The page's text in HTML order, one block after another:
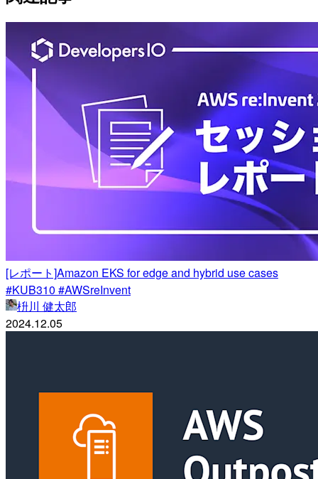
[レポート]Amazon EKS for edge and hybrid use cases
#KUB310 #AWSreInvent
枡川 健太郎
2024.12.05